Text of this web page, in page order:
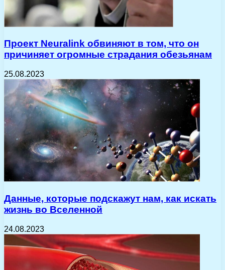
Проект Neuralink обвиняют в том, что он
причиняет огромные страдания обезьянам
25.08.2023
Данные, которые подскажут нам, как искать
жизнь во Вселенной
24.08.2023